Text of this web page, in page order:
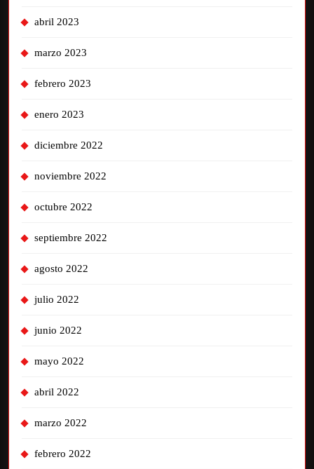
abril 2023
marzo 2023
febrero 2023
enero 2023
diciembre 2022
noviembre 2022
octubre 2022
septiembre 2022
agosto 2022
julio 2022
junio 2022
mayo 2022
abril 2022
marzo 2022
febrero 2022